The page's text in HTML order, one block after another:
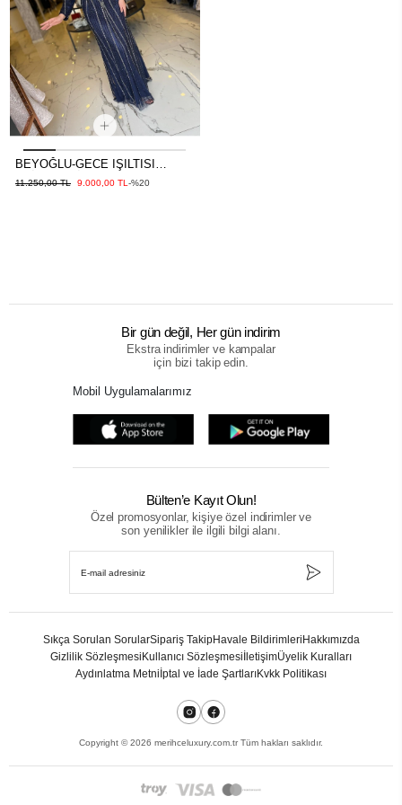
BEYOĞLU-GECE IŞILTISI
ABİYE LACİVERT
11.250,00 TL 9.000,00 TL-%20
Bir gün değil, Her gün indirim
Ekstra indirimler ve kampalar
için bizi takip edin.
Mobil Uygulamalarımız
Bülten’e Kayıt Olun!
Özel promosyonlar, kişiye özel indirimler ve
son yenilikler ile ilgili bilgi alanı.
Sıkça Sorulan SorularSipariş TakipHavale Bildirimleri Hakkımızda
Gizlilik Sözleşmesi Kullanıcı Sözleşmesi İletişimÜyelik Kuralları
Aydınlatma Metni İptal ve İade ŞartlarıKvkk Politikası
Copyright ©2026 merihceluxury.com.tr Tüm hakları saklıdır.